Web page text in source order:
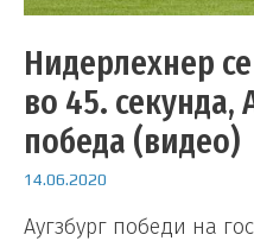
Нидерлехнер
во 45. секунда,
победа (видео)
14.06.2020
Аугзбург победи на